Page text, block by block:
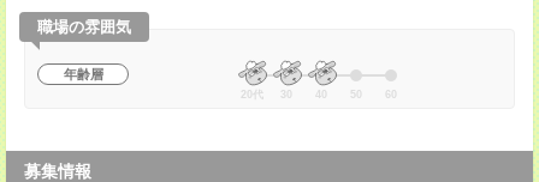
職場の雰囲気
年齢層
20代 30 40 50 60
募集情報